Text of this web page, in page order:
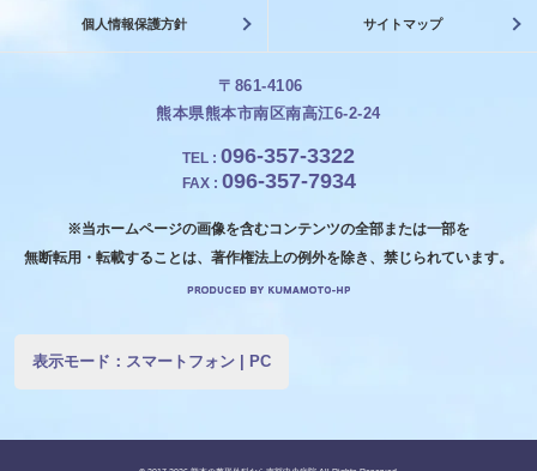
個人情報保護方針 サイトマップ
〒861-4106
熊本県熊本市南区南高江6-2-24
TEL : 096-357-3322
FAX : 096-357-7934
※当ホームページの画像を含むコンテンツの全部または一部を
無断転用・転載することは、著作権法上の例外を除き、禁じられています。
表示モード： スマートフォン PC